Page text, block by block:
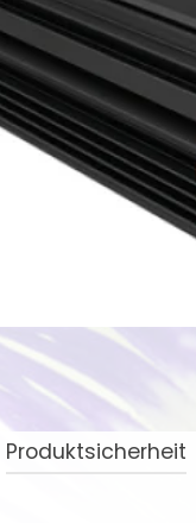
Produktsicherheit